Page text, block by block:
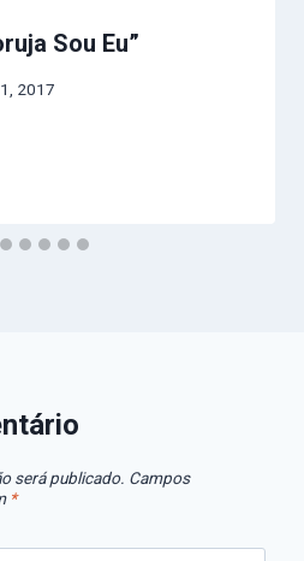
Sou Eu”
2017
será publicado. Campos
*